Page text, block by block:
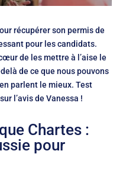
récupérer son permis de
pour les candidats.
de les mettre à l’aise le
de ce que nous pouvons
parlent le mieux. Test
l’avis de Vanessa !
Chartes :
pour